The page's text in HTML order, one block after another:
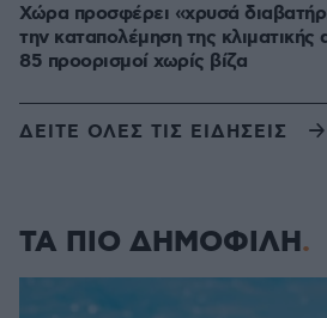
Χώρα προσφέρει «χρυσά
την καταπολέμηση της
85 προορισμοί χωρίς βίζα
ΔΕΙΤΕ ΟΛΕΣ ΤΙΣ ΕΙΔΗΣΕΙΣ
ΤΑ ΠΙΟ ΔΗΜΟΦΙΛΗ